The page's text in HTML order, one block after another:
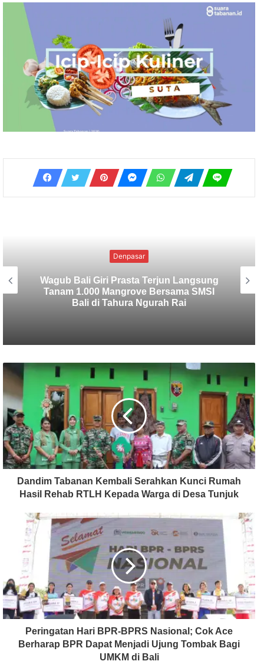
Uncategorized
SMSI Bali Tanam 1.000 Mangrove di
Tahura Ngurah Rai dalam Rangka HPN
2026
Dandim Tabanan Kembali Serahkan Kunci Rumah
Hasil Rehab RTLH Kepada Warga di Desa Tunjuk
Peringatan Hari BPR-BPRS Nasional; Cok Ace
Berharap BPR Dapat Menjadi Ujung Tombak Bagi
UMKM di Bali